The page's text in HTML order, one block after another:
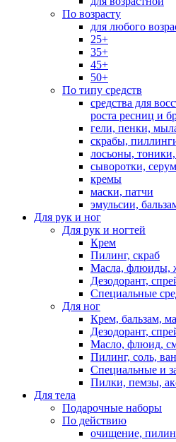
По возрасту
для любого
25+
35+
45+
50+
По типу средств
средства для
роста ресниц и
гели, пенки,
скрабы,
лосьоны,
сыворотки,
кремы
маски, патчи
эмульсии,
Для рук и ног
Для рук и ногтей
Крем
Пилинг, скраб
Масла, флюиды,
Дезодорант,
Специальные
Для ног
Крем, бальзам,
Дезодорант,
Масло, флюид,
Пилинг, соль,
Специальные и
Пилки, пемзы,
Для тела
Подарочные наборы
По действию
очищение,